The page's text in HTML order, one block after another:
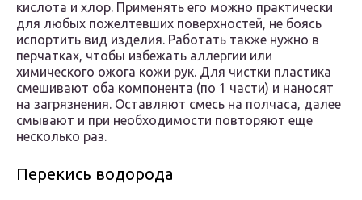
кислота и хлор. Применять его можно практически
для любых пожелтевших поверхностей, не боясь
испортить вид изделия. Работать также нужно в
перчатках, чтобы избежать аллергии или
химического ожога кожи рук. Для чистки пластика
смешивают оба компонента (по 1 части) и наносят
на загрязнения. Оставляют смесь на полчаса, далее
смывают и при необходимости повторяют еще
несколько раз.
Перекись водорода